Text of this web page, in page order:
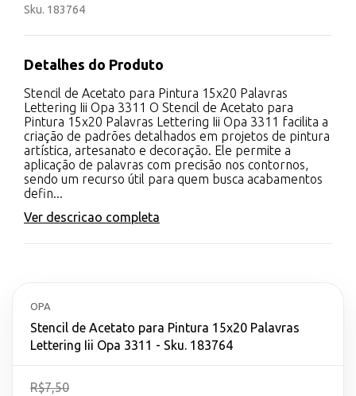
Sku. 183764
Detalhes do Produto
Stencil de Acetato para Pintura 15x20 Palavras
Lettering Iii Opa 3311 O Stencil de Acetato para
Pintura 15x20 Palavras Lettering Iii Opa 3311 facilita a
criação de padrões detalhados em projetos de pintura
artística, artesanato e decoração. Ele permite a
aplicação de palavras com precisão nos contornos,
sendo um recurso útil para quem busca acabamentos
defin...
Ver descricao completa
OPA
Stencil de Acetato para Pintura 15x20 Palavras
Lettering Iii Opa 3311 - Sku. 183764
R$7,50